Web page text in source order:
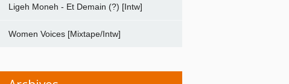
Ligeh Moneh - Et Demain (?) [Intw]
Women Voices [Mixtape/Intw]